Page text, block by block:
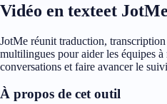
Vidéo en texteet JotMe
JotMe réunit traduction,
multilingues pour aider les équipes
conversations et faire avancer le
À propos de cet outil